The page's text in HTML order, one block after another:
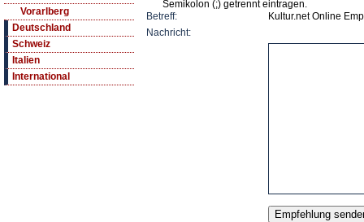
Vorarlberg
Deutschland
Schweiz
Italien
International
Semikolon (;) getrennt eintragen.
Betreff:
Kultur.net Online
Nachricht: